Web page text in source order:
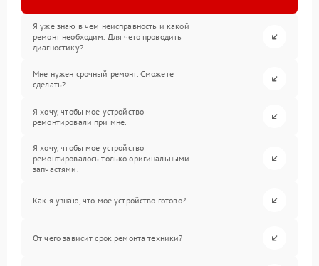
Я уже знаю в чем неисправность и какой
ремонт необходим. Для чего проводить
диагностику?
Мне нужен срочный ремонт. Сможете
сделать?
Я хочу, чтобы мое устройство
ремонтировали при мне.
Я хочу, чтобы мое устройство
ремонтировалось только оригинальными
запчастями.
Как я узнаю, что мое устройство готово?
От чего зависит срок ремонта техники?